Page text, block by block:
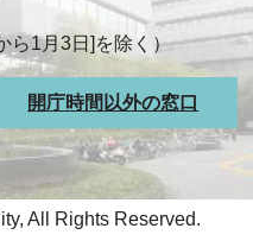
ら1月3日]を除く）
開庁時間以外の窓口
All Rights Reserved.